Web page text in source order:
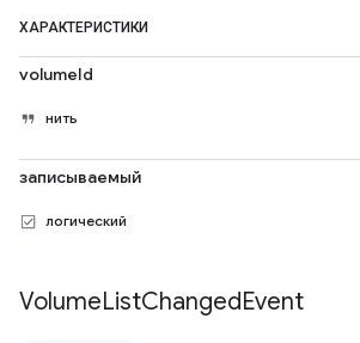
ХАРАКТЕРИСТИКИ
volumeId
нить
записываемый
логический
VolumeListChangedEvent